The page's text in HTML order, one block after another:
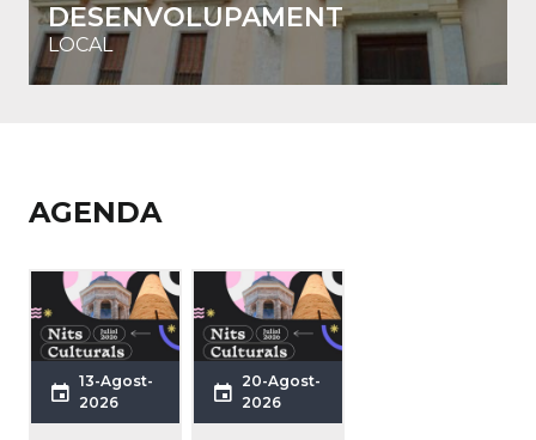
DESENVOLUPAMENT
LOCAL
AGENDA
13-Agost-
2026
20-Agost-
2026